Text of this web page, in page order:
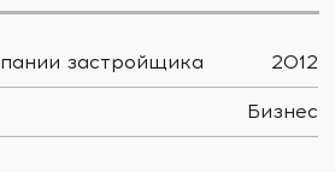
застройщика 2012
Бизнес